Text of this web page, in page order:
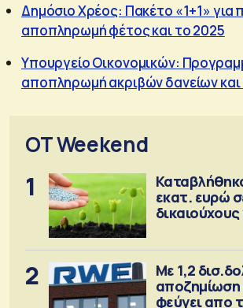
Δημόσιο Χρέος: Πακέτο «1+1» για
αποπληρωμή φέτος και το 2025
Υπουργείο Οικονομικών:
αποπληρωμή ακριβών δανείων και
OT Weekend
1
εκατ. ευρώ
δικαιούχους
2
Με 1,2
αποζημίωση
φεύγει απο